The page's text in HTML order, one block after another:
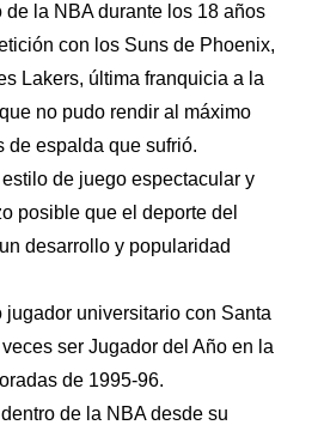
de la NBA durante los 18 años
con los Suns de Phoenix,
Lakers, última franquicia a la
no pudo rendir al máximo
de espalda que sufrió.
de juego espectacular y
posible que el deporte del
desarrollo y popularidad
jugador universitario con Santa
ser Jugador del Año en la
de 1995-96.
de la NBA desde su